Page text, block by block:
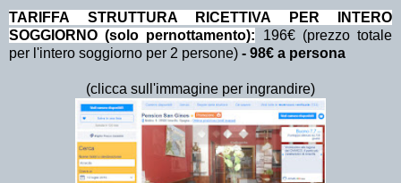
TA RIFFA STRUTTURA RICETTIVA PER INTERO
SOGGIORNO (solo pernottamento): 196€ (prezzo totale
per l'intero soggiorno per 2 persone) - 98€ a persona
(clicca sull'immagine per ingrandire)